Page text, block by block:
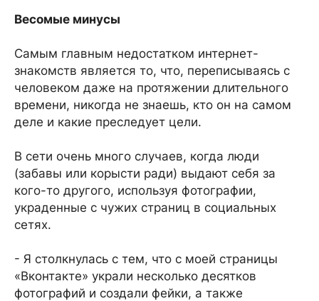
Весомые минусы
Самым главным недостатком интернет-
знакомств является то, что, переписываясь с
человеком даже на протяжении длительного
времени, никогда не знаешь, кто он на самом
деле и какие преследует цели.
В сети очень много случаев, когда люди
(забавы или корысти ради) выдают себя за
кого-то другого, используя фотографии,
украденные с чужих страниц в социальных
сетях.
- Я столкнулась с тем, что с моей страницы
«Вконтакте» украли несколько десятков
фотографий и создали фейки, а также